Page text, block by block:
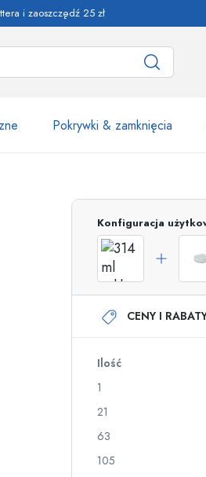
i zaoszczędź 25 zł
Pokrywki & zamknięcia
Dozowniki airless
Butelki roll-on
Butelki z nadrukiem
Butelki na gin
Walentynki
Konfiguracja
CENY I
Ilość
1
21
63
105